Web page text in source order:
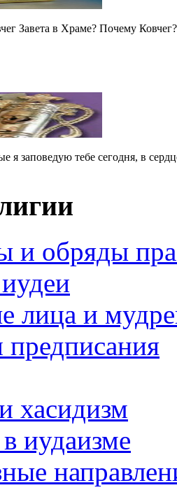
Завета в Храме? Почему
я заповедую тебе сегодня, в
и обряды
лица и
хасидизм
иудаизме